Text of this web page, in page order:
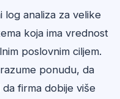
log analiza za velike
koja ima vrednost
poslovnim ciljem.
ponudu, da
firma dobije više